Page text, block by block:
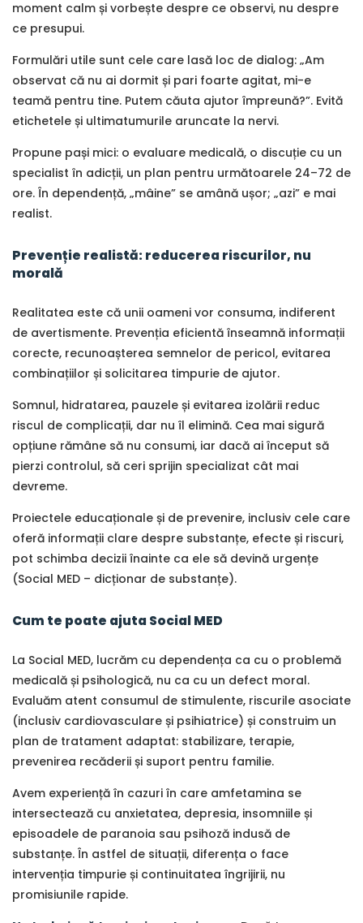
moment calm și vorbește despre ce observi, nu despre
ce presupui.
Formulări utile sunt cele care lasă loc de dialog: „Am
observat că nu ai dormit și pari foarte agitat, mi-e
teamă pentru tine. Putem căuta ajutor împreună?”. Evită
etichetele și ultimatumurile aruncate la nervi.
Propune pași mici: o evaluare medicală, o discuție cu un
specialist în adicții, un plan pentru următoarele 24–72 de
ore. În dependență, „mâine” se amână ușor; „azi” e mai
realist.
Prevenție realistă: reducerea riscurilor, nu
morală
Realitatea este că unii oameni vor consuma, indiferent
de avertismente. Prevenția eficientă înseamnă informații
corecte, recunoașterea semnelor de pericol, evitarea
combinațiilor și solicitarea timpurie de ajutor.
Somnul, hidratarea, pauzele și evitarea izolării reduc
riscul de complicații, dar nu îl elimină. Cea mai sigură
opțiune rămâne să nu consumi, iar dacă ai început să
pierzi controlul, să ceri sprijin specializat cât mai
devreme.
Proiectele educaționale și de prevenire, inclusiv cele care
oferă informații clare despre substanțe, efecte și riscuri,
pot schimba decizii înainte ca ele să devină urgențe
(Social MED – dicționar de substanțe).
Cum te poate ajuta Social MED
La Social MED, lucrăm cu dependența ca cu o problemă
medicală și psihologică, nu ca cu un defect moral.
Evaluăm atent consumul de stimulente, riscurile asociate
(inclusiv cardiovasculare și psihiatrice) și construim un
plan de tratament adaptat: stabilizare, terapie,
prevenirea recăderii și suport pentru familie.
Avem experiență în cazuri în care amfetamina se
intersectează cu anxietatea, depresia, insomniile și
episoadele de paranoia sau psihoză indusă de
substanțe. În astfel de situații, diferența o face
intervenția timpurie și continuitatea îngrijirii, nu
promisiunile rapide.